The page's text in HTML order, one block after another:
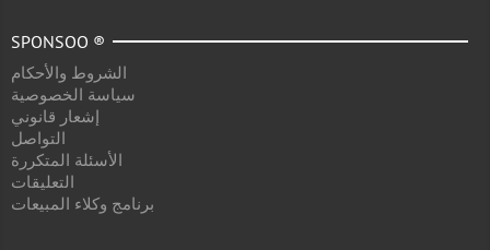
SPONSOO ®
الشروط والأحكام
سياسة الخصوصية
إشعار قانوني
التواصل
الأسئلة المتكررة
التعليقات
برنامج وكلاء المبيعات